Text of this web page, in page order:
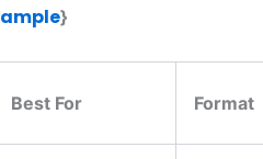
}
Best For Format